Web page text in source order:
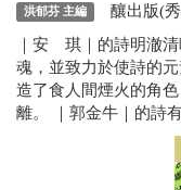
洪郁芬 主編 釀出版(秀
｜安 琪｜的詩明澈
魂，並致力於使詩的
造了食人間煙火的角
離。 ｜郭金牛｜的詩